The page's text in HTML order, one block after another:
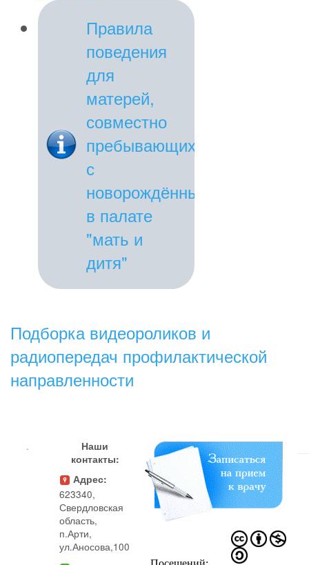
Правила
поведения
для
матерей,
совместно
пребывающих
с
новорождённым
в палате
"мать и
дитя"
Подборка видеороликов и
радиопередач профилактической
направленности
.
Наши
контакты:
Адрес:
623340,
Свердловская
область,
п.Арти,
ул.Аносова,100